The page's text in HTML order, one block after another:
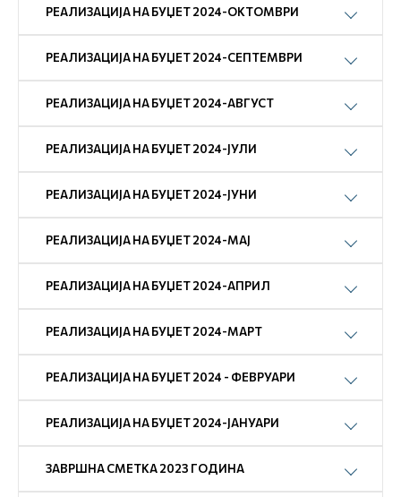
РЕАЛИЗАЦИЈА НА БУЏЕТ 2024-ОКТОМВРИ
РЕАЛИЗАЦИЈА НА БУЏЕТ 2024-СЕПТЕМВРИ
РЕАЛИЗАЦИЈА НА БУЏЕТ 2024-АВГУСТ
РЕАЛИЗАЦИЈА НА БУЏЕТ 2024-ЈУЛИ
РЕАЛИЗАЦИЈА НА БУЏЕТ 2024-ЈУНИ
РЕАЛИЗАЦИЈА НА БУЏЕТ 2024-МАЈ
РЕАЛИЗАЦИЈА НА БУЏЕТ 2024-АПРИЛ
РЕАЛИЗАЦИЈА НА БУЏЕТ 2024-МАРТ
РЕАЛИЗАЦИЈА НА БУЏЕТ 2024 - ФЕВРУАРИ
РЕАЛИЗАЦИЈА НА БУЏЕТ 2024-ЈАНУАРИ
ЗАВРШНА СМЕТКА 2023 ГОДИНА